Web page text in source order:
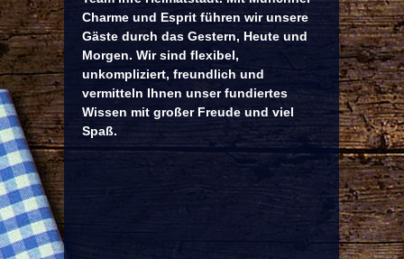
Charme und Esprit führen wir unsere
Gäste durch das Gestern, Heute und
Morgen. Wir sind flexibel,
unkompliziert, freundlich und
vermitteln Ihnen unser fundiertes
Wissen mit großer Freude und viel
Spaß.